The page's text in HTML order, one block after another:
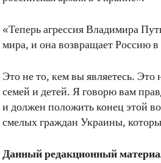
«Теперь агрессия Владимира
мира, и она возвращает Россию в
Это не то, кем вы являетесь. Это
семей и детей. Я говорю вам
и должен положить конец этой
смелых граждан Украины,
Данный редакционный